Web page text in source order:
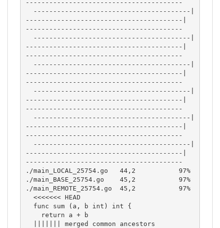
----------------------------------------
----------------------------------------|
----------------------------------------
----------------------------------------|
----------------------------------------
----------------------------------------|
----------------------------------------
----------------------------------------|
----------------------------------------
----------------------------------------|
----------------------------------------
----------------------------------------|
----------------------------------------
./main_LOCAL_25754.go   44,2           97%
./main_BASE_25754.go    45,2           97%
./main_REMOTE_25754.go  45,2           97%